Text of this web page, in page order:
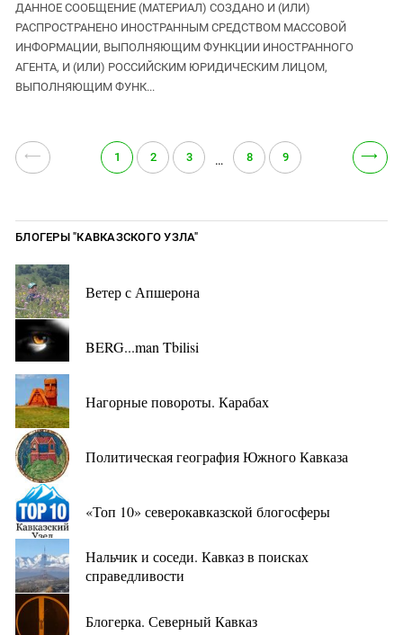
ДАННОЕ СООБЩЕНИЕ (МАТЕРИАЛ) СОЗДАНО И (ИЛИ)
РАСПРОСТРАНЕНО ИНОСТРАННЫМ СРЕДСТВОМ МАССОВОЙ
ИНФОРМАЦИИ, ВЫПОЛНЯЮЩИМ ФУНКЦИИ ИНОСТРАННОГО
АГЕНТА, И (ИЛИ) РОССИЙСКИМ ЮРИДИЧЕСКИМ ЛИЦОМ,
ВЫПОЛНЯЮЩИМ ФУНК...
⟵ 1 2 3 … 8 9 ⟶
БЛОГЕРЫ "КАВКАЗСКОГО УЗЛА"
Ветер с Апшерона
BERG...man Tbilisi
Нагорные повороты. Карабах
Политическая география Южного Кавказа
«Топ 10» северокавказской блогосферы
Нальчик и соседи. Кавказ в поисках
справедливости
Блогерка. Северный Кавказ